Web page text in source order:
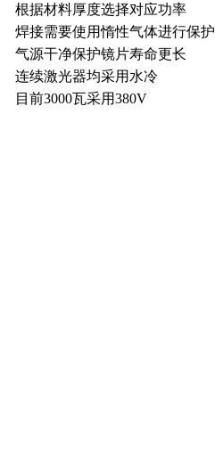
根据材料厚度选择对应功率
焊接需要使用惰性气体进行保护
气源干净保护镜片寿命更长
连续激光器均采用水冷
目前3000瓦采用380V